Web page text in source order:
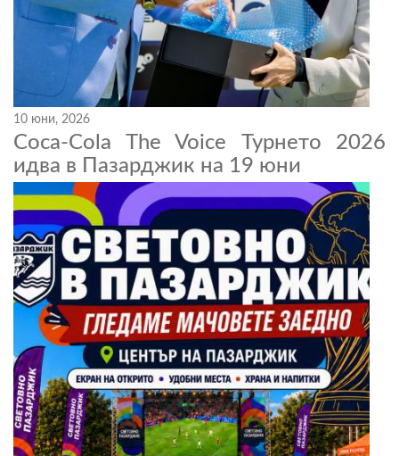
10 юни, 2026
Coca-Cola The Voice Турнето 2026
идва в Пазарджик на 19 юни